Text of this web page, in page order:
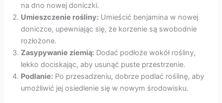
na dno nowej doniczki.
Umieszczenie rośliny: Umieścić benjamina w nowej
doniczce, upewniając się, że korzenie są swobodnie
rozłożone.
Zasypywanie ziemią: Dodać podłoże wokół rośliny,
lekko dociskając, aby usunąć puste przestrzenie.
Podlanie: Po przesadzeniu, dobrze podlać roślinę, aby
umożliwić jej osiedlenie się w nowym środowisku.